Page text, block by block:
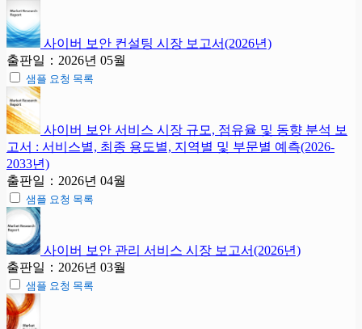
사이버 보안 컨설팅 시장 보고서(2026년)
출판일：2026년 05월
샘플 요청 목록
사이버 보안 서비스 시장 규모, 점유율 및 동향 분석 보
고서 : 서비스별, 최종 용도별, 지역별 및 부문별 예측(2026-
2033년)
출판일：2026년 04월
샘플 요청 목록
사이버 보안 관리 서비스 시장 보고서(2026년)
출판일：2026년 03월
샘플 요청 목록